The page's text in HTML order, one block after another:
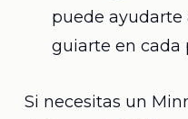
puede
guiarte en cada
Si necesitas un